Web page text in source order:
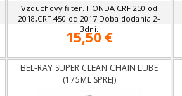
Vzduchový filter. HONDA CRF 250 od
2018,CRF 450 od 2017 Doba dodania 2-
3dni.
15,50 €
BEL-RAY SUPER CLEAN CHAIN LUBE
(175ML SPREJ)